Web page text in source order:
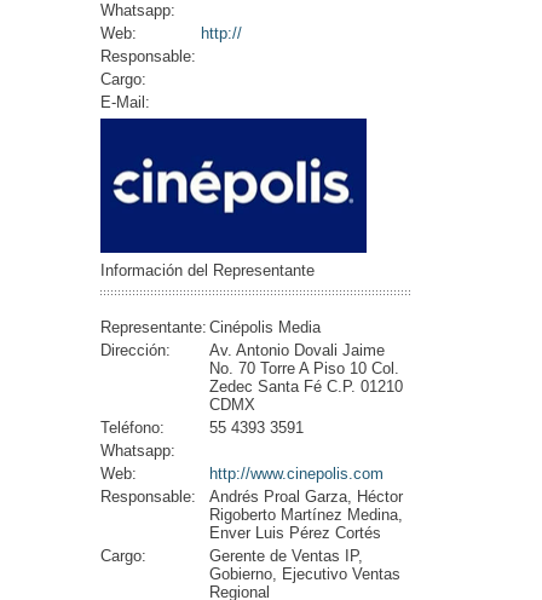
Whatsapp:
Web:
http://
Responsable:
Cargo:
E-Mail:
Información del Representante
Representante: Cinépolis Media
Dirección:
Av. Antonio Dovali Jaime
No. 70 Torre A Piso 10 Col.
Zedec Santa Fé C.P. 01210
CDMX
Teléfono:
55 4393 3591
Whatsapp:
Web:
http://www.cinepolis.com
Responsable:
Andrés Proal Garza, Héctor
Rigoberto Martínez Medina,
Enver Luis Pérez Cortés
Cargo:
Gerente de Ventas IP,
Gobierno, Ejecutivo Ventas
Regional